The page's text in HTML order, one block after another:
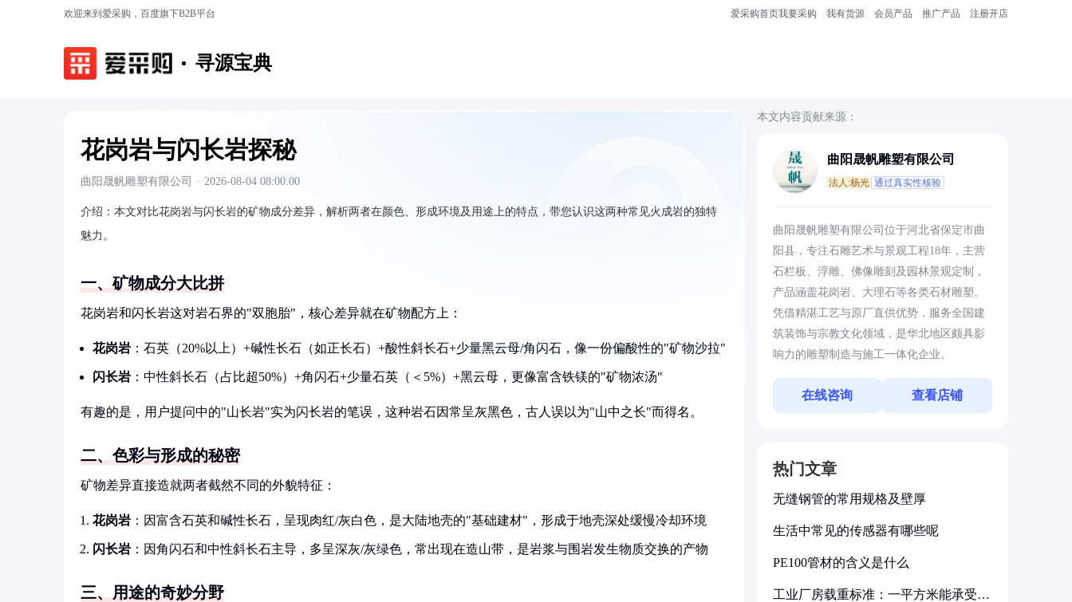
欢迎来到爱采购，百度旗下B2B平台 爱采购首页我要采购 我有货源 会员产品 推广产品 注册开店
寻源宝典
花岗岩与闪长岩探秘
曲阳晟帆雕塑有限公司 · 2026-08-04 08:00:00
介绍： 本文对比花岗岩与闪长岩的矿物成分差异，解析两者在颜色、形成环境及用途上的特点，带您认识这两种常见火成岩的独特
魅力。
一、矿物成分大比拼
花岗岩和闪长岩这对岩石界的"双胞胎"，核心差异就在矿物配方上：
花岗岩 ：石英（20%以上）+碱性长石（如正长石）+酸性斜长石+少量黑云母/角闪石，像一份偏酸性的"矿物沙拉"
闪长岩 ：中性斜长石（占比超50%）+角闪石+少量石英（＜5%）+黑云母，更像富含铁镁的"矿物浓汤"
有趣的是，用户提问中的"山长岩"实为闪长岩的笔误，这种岩石因常呈灰黑色，古人误以为"山中之长"而得名。
二、色彩与形成的秘密
矿物差异直接造就两者截然不同的外貌特征：
花岗岩 ：因富含石英和碱性长石，呈现肉红/灰白色，是大陆地壳的"基础建材"，形成于地壳深处缓慢冷却环境
闪长岩 ：因角闪石和中性斜长石主导，多呈深灰/灰绿色，常出现在造山带，是岩浆与围岩发生物质交换的产物
三、用途的奇妙分野
本文内容贡献来源：
曲阳晟帆雕塑有限公司
法人:杨光 通过真实性核验
曲阳晟帆雕塑有限公司位于河北省保定市曲
阳县，专注石雕艺术与景观工程18年，主营
石栏板、浮雕、佛像雕刻及园林景观定制，
产品涵盖花岗岩、大理石等各类石材雕塑。
凭借精湛工艺与原厂直供优势，服务全国建
筑装饰与宗教文化领域，是华北地区颇具影
响力的雕塑制造与施工一体化企业。
在线咨询 查看店铺
热门文章
无缝钢管的常用规格及壁厚
生活中常见的传感器有哪些呢
PE100管材的含义是什么
工业厂房载重标准：一平方米能承受多